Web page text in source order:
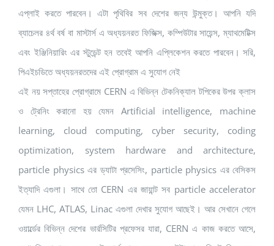
এপ্লাই করতে পারবেন। এটা পৃথিবির সব দেশের জন্য উন্মুক্ত। আপনি যদি
ব্যাচেলর ৪র্থ বর্ষ বা মাস্টার্স এ অধ্যয়নরত ফিজিক্স, কম্পিউটার সায়েন্স, ম্যাথমেটিক্স
এবং ইঞ্জিনিয়ারিং এর স্টুডেন্ট হন তবেই আপনি এপ্লিকেশন করতে পারবেন। সরি,
পিএইচডিতে অধ্যয়নরতদের এই প্রোগ্রাম এ সুযোগ নেই
এই নয় সপ্তাহের প্রোগ্রামে CERN এ বিভিন্ন টেকনিক্যাল টপিকের উপর ক্লাস
ও ট্রেনিং করানো হয় যেমন Artificial intelligence, machine
learning, cloud computing, cyber security, coding
optimization, system hardware and architecture,
particle physics এর ড্যাটা প্রসেসিং, particle physics এর বেসিকস
ইত্যাদি এগুলা। সাথে তো CERN এর জায়ান্ট সব particle accelerator
যেমন LHC, ATLAS, Linac এগুলা দেখার সুযোগ আছেই। আর সেখানে গেলে
ওয়ার্ল্ডের বিভিন্ন দেশের ভার্রসিটির প্রফেসর যারা, CERN এ কাজ করতে আসে,